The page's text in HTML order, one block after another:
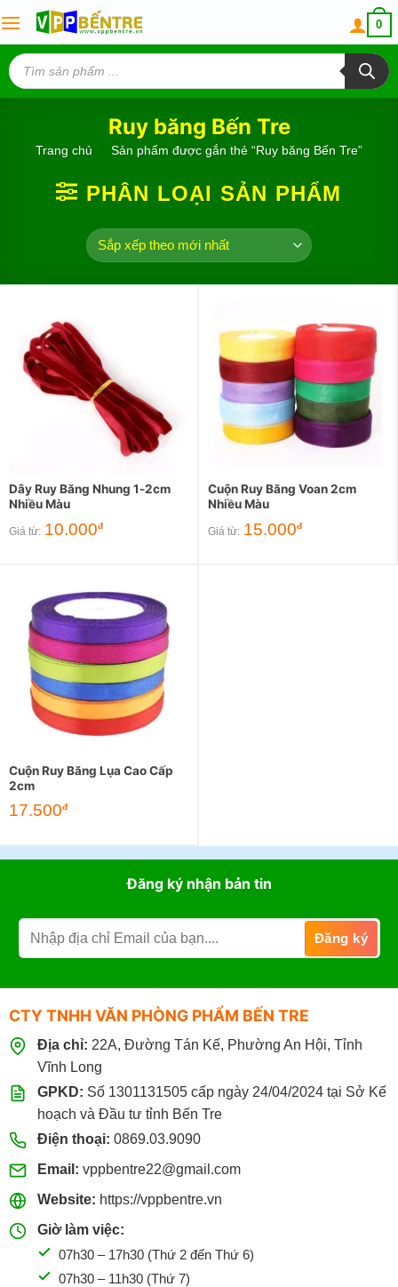
to
content
0
Tìm
kiếm
sản
phẩm
Ruy băng Bến Tre
Trang chủ Sản phẩm được gắn thẻ “Ruy băng Bến Tre”
PHÂN LOẠI SẢN PHẨM
Dây Ruy Băng Nhung 1-2cm
Nhiều Màu
Giá từ: 10.000đ
Cuộn Ruy Băng Voan 2cm
Nhiều Màu
Giá từ: 15.000đ
Cuộn Ruy Băng Lụa Cao Cấp
2cm
17.500đ
Đăng ký nhận bản tin
CTY TNHH VĂN PHÒNG PHẨM BẾN TRE
Địa chỉ: 22A, Đường Tán Kế, Phường An Hội, Tỉnh
Vĩnh Long
GPKD: Số 1301131505 cấp ngày 24/04/2024 tại Sở Kế
hoạch và Đầu tư tỉnh Bến Tre
Điện thoại: 0869.03.9090
Email: vppbentre22@gmail.com
Website: https://vppbentre.vn
Giờ làm việc:
07h30 – 17h30 (Thứ 2 đến Thứ 6)
07h30 – 11h30 (Thứ 7)